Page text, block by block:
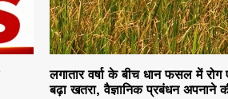
लगातार वर्षा के बीच धान फसल में रोग
बढ़ा खतरा, वैज्ञानिक प्रबंधन अपनाने